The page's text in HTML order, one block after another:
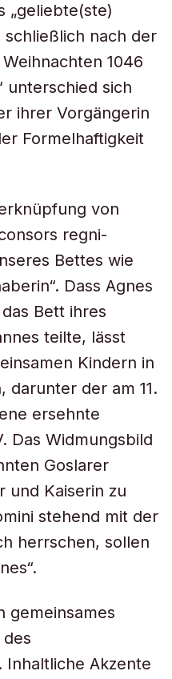
„geliebte(ste)
schließlich nach der
1046
unterschied sich
ihrer Vorgängerin
Formelhaftigkeit
von
regni-
Bettes wie
Dass Agnes
Bett ihres
teilte, lässt
Kindern in
darunter der am 11.
ersehnte
Das Widmungsbild
Goslarer
und Kaiserin zu
stehend mit der
herrschen, sollen
gemeinsames
Inhaltliche Akzente